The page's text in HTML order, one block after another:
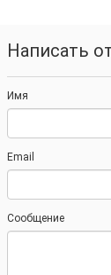
Написать
Имя
Email
Сообщение